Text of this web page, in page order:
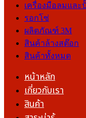
เครื่องมือลมและ
รอกโซ่
ผลิตภัณฑ์ 3M
สินค้าล้างสต๊อก
สินค้าทั้งหมด
หน้าหลัก
เกี่ยวกับเรา
สินค้า